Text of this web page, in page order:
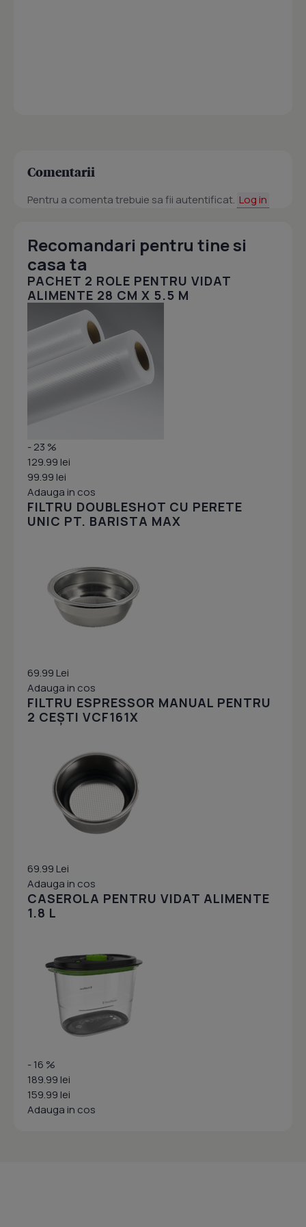
Comentarii
Pentru a comenta trebuie sa fii autentificat. Log in
Recomandari pentru tine si
casa ta
PACHET 2 ROLE PENTRU VIDAT
ALIMENTE 28 CM X 5.5 M
- 23 %
129.99 lei
99.99 lei
Adauga in cos
FILTRU DOUBLESHOT CU PERETE
UNIC PT. BARISTA MAX
69.99 Lei
Adauga in cos
FILTRU ESPRESSOR MANUAL PENTRU
2 CEȘTI VCF161X
69.99 Lei
Adauga in cos
CASEROLA PENTRU VIDAT ALIMENTE
1.8 L
- 16 %
189.99 lei
159.99 lei
Adauga in cos